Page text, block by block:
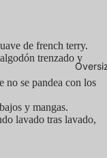
de french terry.
trenzado y
no se pandea con los
y mangas.
lavado tras lavado,